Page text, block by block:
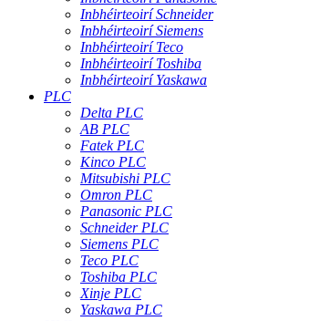
Inbhéirteoirí Schneider
Inbhéirteoirí Siemens
Inbhéirteoirí Teco
Inbhéirteoirí Toshiba
Inbhéirteoirí Yaskawa
PLC
Delta PLC
AB PLC
Fatek PLC
Kinco PLC
Mitsubishi PLC
Omron PLC
Panasonic PLC
Schneider PLC
Siemens PLC
Teco PLC
Toshiba PLC
Xinje PLC
Yaskawa PLC